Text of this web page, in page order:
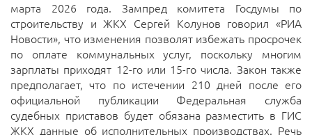
марта 2026 года. Зампред комитета Госдумы по
строительству и ЖКХ Сергей Колунов говорил «РИА
Новости», что изменения позволят избежать просрочек
по оплате коммунальных услуг, поскольку многим
зарплаты приходят 12-го или 15-го числа. Закон также
предполагает, что по истечении 210 дней после его
официальной публикации Федеральная служба
судебных приставов будет обязана разместить в ГИС
ЖКХ данные об исполнительных производствах. Речь